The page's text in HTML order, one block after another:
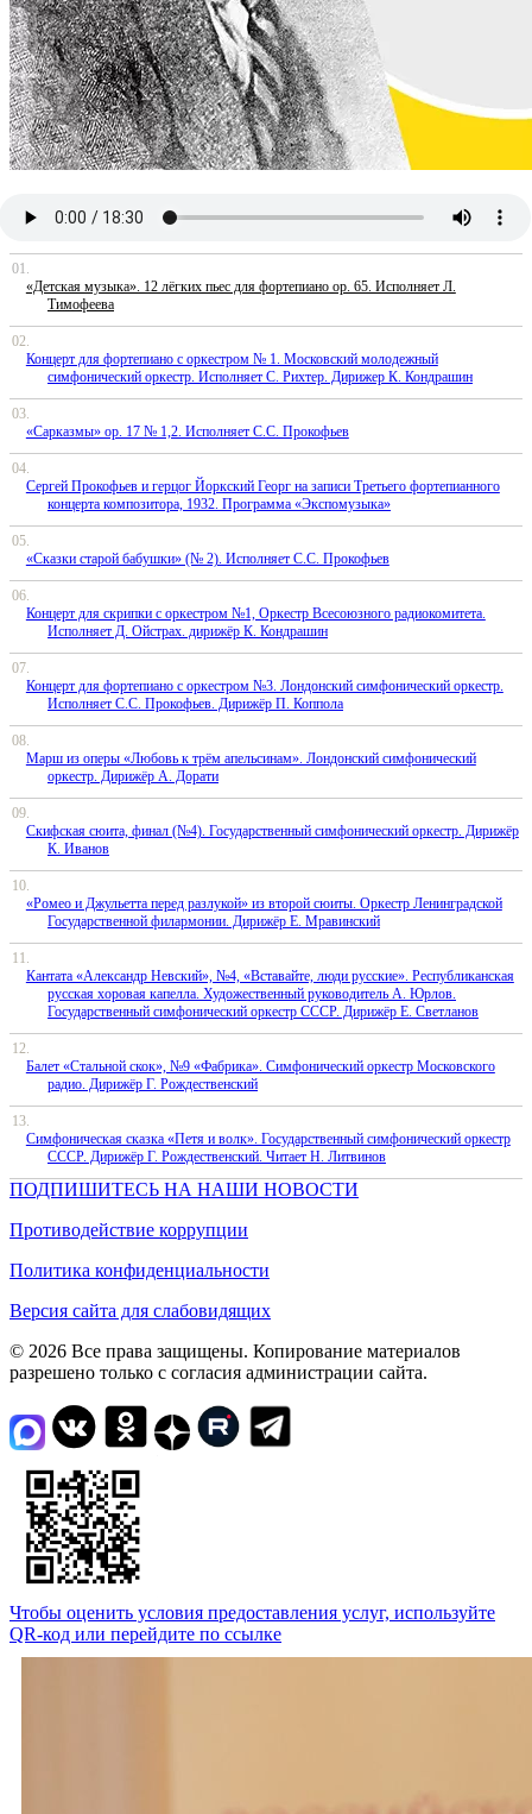
«Детская музыка». 12 лёгких пьес для фортепиано op. 65. Исполняет Л.
Тимофеева
Концерт для фортепиано с оркестром № 1. Московский молодежный
симфонический оркестр. Исполняет С. Рихтер. Дирижер К. Кондрашин
«Сарказмы» ор. 17 № 1,2. Исполняет С.С. Прокофьев
Сергей Прокофьев и герцог Йоркский Георг на записи Третьего фортепианного
концерта композитора, 1932. Программа «Экспомузыка»
«Сказки старой бабушки» (№ 2). Исполняет С.С. Прокофьев
Концерт для скрипки с оркестром №1, Оркестр Всесоюзного радиокомитета.
Исполняет Д. Ойстрах. дирижёр К. Кондрашин
Концерт для фортепиано с оркестром №3. Лондонский симфонический оркестр.
Исполняет С.С. Прокофьев. Дирижёр П. Коппола
Марш из оперы «Любовь к трём апельсинам». Лондонский симфонический
оркестр. Дирижёр А. Дорати
Скифская сюита, финал (№4). Государственный симфонический оркестр. Дирижёр
К. Иванов
«Ромео и Джульетта перед разлукой» из второй сюиты. Оркестр Ленинградской
Государственной филармонии. Дирижёр Е. Мравинский
Кантата «Александр Невский», №4, «Вставайте, люди русские». Республиканская
русская хоровая капелла. Художественный руководитель А. Юрлов.
Государственный симфонический оркестр СССР. Дирижёр Е. Светланов
Балет «Стальной скок», №9 «Фабрика». Симфонический оркестр Московского
радио. Дирижёр Г. Рождественский
Симфоническая сказка «Петя и волк». Государственный симфонический оркестр
СССР. Дирижёр Г. Рождественский. Читает Н. Литвинов
ПОДПИШИТЕСЬ НА НАШИ НОВОСТИ
Противодействие коррупции
Политика конфиденциальности
Версия сайта для слабовидящих
© 2026 Все права защищены. Копирование материалов
разрешено только с согласия администрации сайта.
Чтобы оценить условия предоставления услуг, используйте
QR-код или перейдите по ссылке